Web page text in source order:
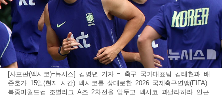
[사포판(멕시코)=뉴시스] 김명년 기자 = 축구 국가대표팀 김태현과 배
준호가 15일(현지 시간) 멕시코를 상대로한 2026 국제축구연맹(FIFA)
북중미월드컵 조별리그 A조 2차전을 앞두고 멕시코 과달라하라 인근